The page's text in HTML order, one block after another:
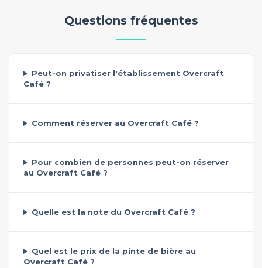
Questions fréquentes
Peut-on privatiser l'établissement Overcraft
Café ?
Comment réserver au Overcraft Café ?
Pour combien de personnes peut-on réserver
au Overcraft Café ?
Quelle est la note du Overcraft Café ?
Quel est le prix de la pinte de bière au
Overcraft Café ?